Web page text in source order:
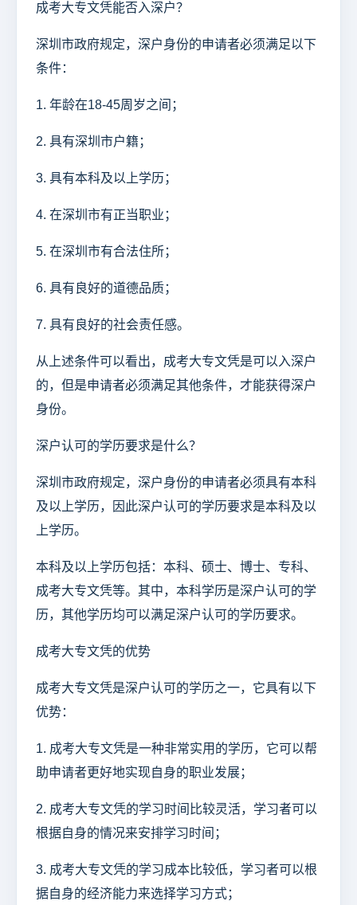
成考大专文凭能否入深户？
深圳市政府规定，深户身份的申请者必须满足以下
条件：
1. 年龄在18-45周岁之间；
2. 具有深圳市户籍；
3. 具有本科及以上学历；
4. 在深圳市有正当职业；
5. 在深圳市有合法住所；
6. 具有良好的道德品质；
7. 具有良好的社会责任感。
从上述条件可以看出，成考大专文凭是可以入深户
的，但是申请者必须满足其他条件，才能获得深户
身份。
深户认可的学历要求是什么？
深圳市政府规定，深户身份的申请者必须具有本科
及以上学历，因此深户认可的学历要求是本科及以
上学历。
本科及以上学历包括：本科、硕士、博士、专科、
成考大专文凭等。其中，本科学历是深户认可的学
历，其他学历均可以满足深户认可的学历要求。
成考大专文凭的优势
成考大专文凭是深户认可的学历之一，它具有以下
优势：
1. 成考大专文凭是一种非常实用的学历，它可以帮
助申请者更好地实现自身的职业发展；
2. 成考大专文凭的学习时间比较灵活，学习者可以
根据自身的情况来安排学习时间；
3. 成考大专文凭的学习成本比较低，学习者可以根
据自身的经济能力来选择学习方式；